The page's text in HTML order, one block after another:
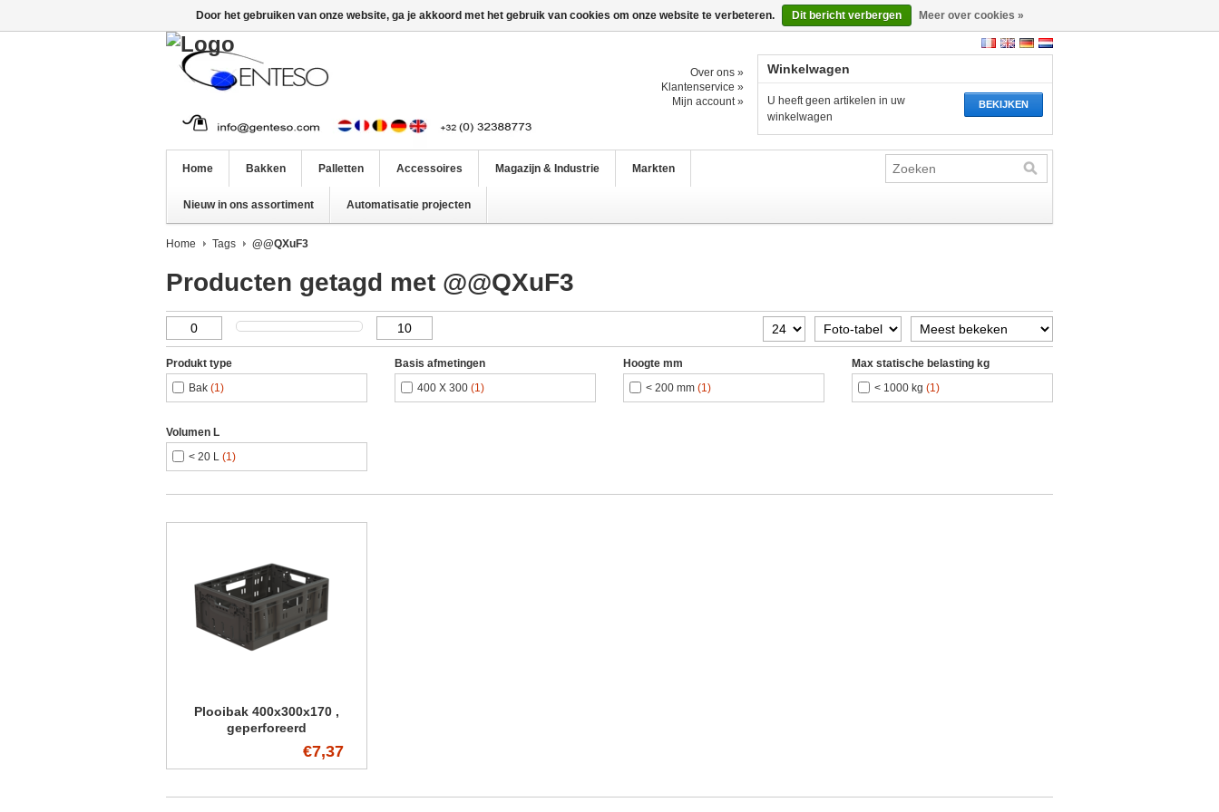
Over ons »
Klantenservice »
Mijn account »
Winkelwagen
BEKIJKEN
U heeft geen artikelen in uw
winkelwagen
Home Bakken Palletten Accessoires Magazijn & Industrie Markten
Nieuw in ons assortiment Automatisatie projecten
Home Tags @@QXuF3
Producten getagd met @@QXuF3
Produkt type
Bak (1)
Basis afmetingen
400 X 300 (1)
Hoogte mm
< 200 mm (1)
Max statische belasting kg
< 1000 kg (1)
Volumen L
< 20 L (1)
Plooibak 400x300x170 ,
geperforeerd
€7,37
Door het gebruiken van onze website, ga je akkoord met het gebruik van cookies om onze website te verbeteren. Dit bericht verbergen Meer over cookies »